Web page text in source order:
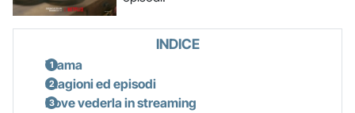
INDICE
Trama
Stagioni ed episodi
Dove vederla in streaming